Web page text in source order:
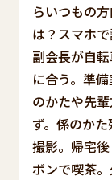
らいつもの
は？スマホ
副会長が自
に合う。準
のかたや先
ず。係のか
撮影。帰宅
ボンで喫茶